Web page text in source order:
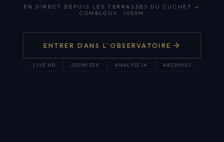
EN DIRECT DEPUIS LES TERRASSES DU CUCHET —
COMBLOUX, 1050M
ENTRER DANS L'OBSERVATOIRE
LIVE HD ZOOM 32X ANALYSE IA ARCHIVES